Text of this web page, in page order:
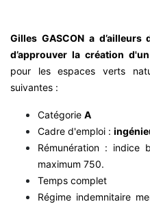
Gilles GASCON a
d’approuver la création
pour les espaces verts
suivantes :
Catégorie A
Cadre d'emploi :
Rémunération : indice
maximum 750.
Temps complet
Régime indemnitaire